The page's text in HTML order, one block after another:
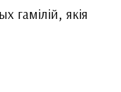
гамілій, якія